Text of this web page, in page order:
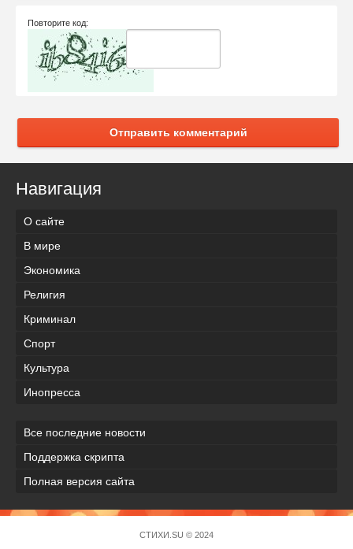
Повторите код:
Отправить комментарий
Навигация
О сайте
В мире
Экономика
Религия
Криминал
Спорт
Культура
Инопресса
Все последние новости
Поддержка скрипта
Полная версия сайта
СТИХИ.SU © 2024